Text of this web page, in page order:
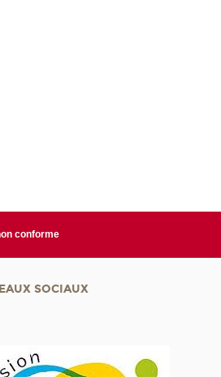
conforme
SOCIAUX